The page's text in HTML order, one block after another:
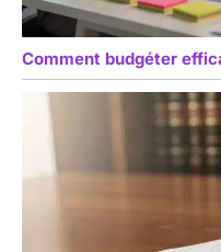
Comment budgéter